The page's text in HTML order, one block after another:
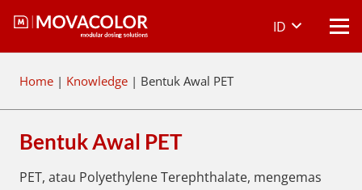
ID
Home | Knowledge | Bentuk Awal PET
Bentuk Awal PET
PET, atau Polyethylene Terephthalate, mengemas